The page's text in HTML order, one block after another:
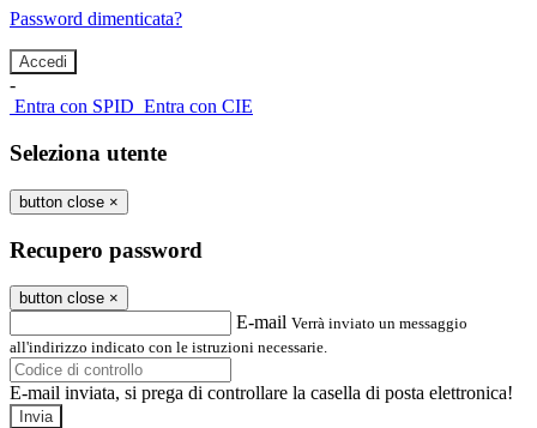
Password dimenticata?
-
Entra con SPID Entra con CIE
Seleziona utente
button close ×
Recupero password
button close ×
E-mail Verrà inviato un messaggio
all'indirizzo indicato con le istruzioni necessarie.
E-mail inviata, si prega di controllare la casella di posta elettronica!